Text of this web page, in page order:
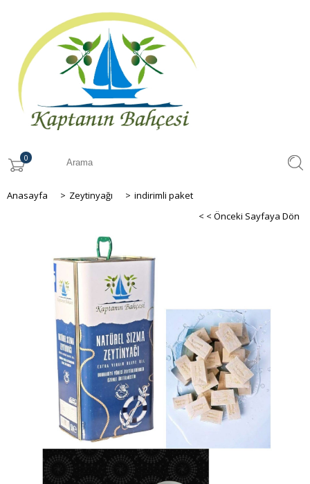
0
Anasayfa > Zeytinyağı > indirimli paket
< < Önceki Sayfaya Dön